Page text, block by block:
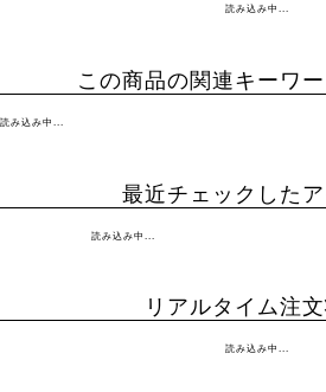
読み込み中...
この商品の関連キーワ
読み込み中...
最近チェックした
読み込み中...
リアルタイム注
読み込み中...